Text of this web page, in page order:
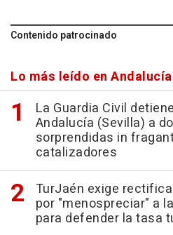
Contenido patrocinado
Lo más leído en Andalucía
La Guardia Civil
Andalucía (Sevilla) a
sorprendidas in
catalizadores
TurJaén exige
por "menospreciar" a
para defender la tasa